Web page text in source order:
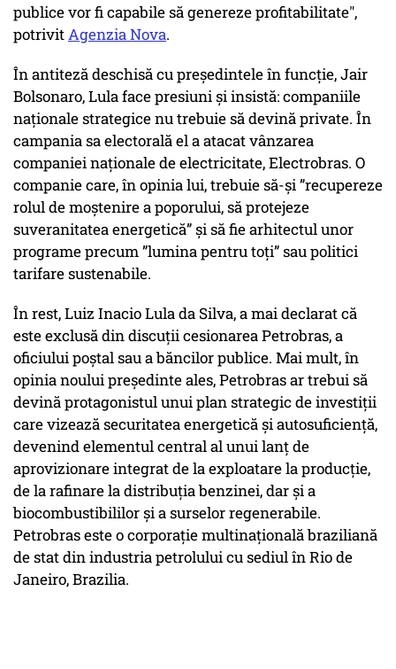
publice vor fi capabile să genereze profitabilitate",
potrivitAgenzia Nova.
În antiteză deschisă cu președintele în funcție, Jair
Bolsonaro, Lula face presiuni și insistă: companiile
naționale strategice nu trebuie să devină private. În
campania sa electorală el a atacat vânzarea
companiei naționale de electricitate,Electrobras. O
companie care, în opinia lui, trebuie să-și ”recupereze
rolul de moștenire a poporului, să protejeze
suveranitatea energetică” și să fie arhitectul unor
programe precum ”lumina pentru toți” sau politici
tarifare sustenabile.
În rest, Luiz Inacio Lula da Silva, a mai declarat că
este exclusă din discuții cesionareaPetrobras, a
oficiului poștal sau a băncilor publice. Mai mult, în
opinia noului președinte ales,Petrobrasar trebui să
devină protagonistul unui plan strategic de investiții
care vizează securitatea energetică și autosuficiență,
devenind elementul central al unui lanț de
aprovizionare integrat de la exploatare la producție,
de la rafinare la distribuția benzinei, dar și a
biocombustibililor și a surselor regenerabile.
Petrobraseste o corporație multinațională braziliană
de stat din industria petrolului cu sediul în Rio de
Janeiro, Brazilia.